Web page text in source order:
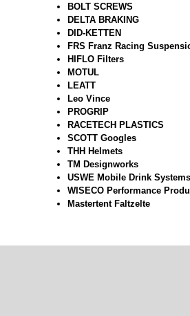
BOLT
DELTA
DID-
FRS Franz Racing
HIFLO
LEATT
Leo
RACETECH
SCOTT
THH
TM
USWE Mobile Drink
WISECO Performance
Mastertent